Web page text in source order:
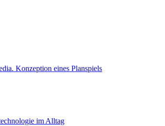
Konzeption eines Planspiels
im Alltag